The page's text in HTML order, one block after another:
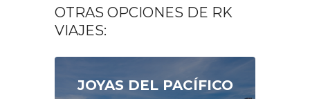
OTRAS OPCIONES DE RK
VIAJES:
JOYAS DEL PACÍFICO